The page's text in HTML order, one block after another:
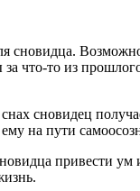
сновидца.
что-то из
сновидец
на пути
привести